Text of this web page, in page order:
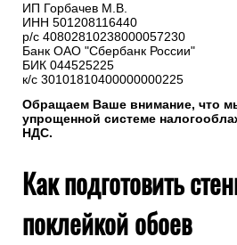
ИП Горбачев М.В.
ИНН 501208116440
р/с 40802810238000057230
Банк ОАО "Сбербанк России"
БИК 044525225
к/с 30101810400000000225
Обращаем Ваше внимание, что
упрощенной системе
НДС.
Как подготовить
поклейкой обоев